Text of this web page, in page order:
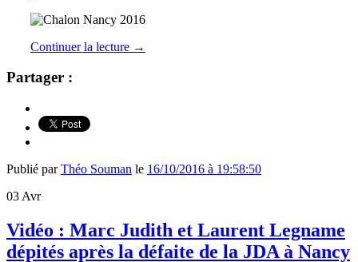
Continuer la lecture →
Partager :
Publié parThéo Souman le 16/10/2016 à 19:58:50
03 Avr
Vidéo : Marc Judith et Laurent Legname
dépités après la défaite de la JDA à Nancy